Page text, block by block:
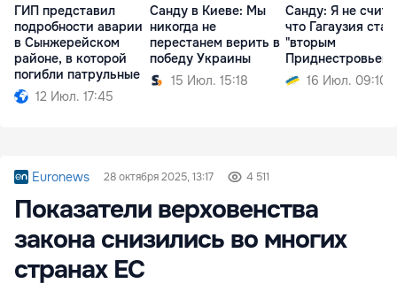
ГИП представил
подробности аварии
в Сынжерейском
районе, в которой
погибли патрульные
12 Июл. 17:45
Санду в Киеве: Мы
никогда не
перестанем верить в
победу Украины
15 Июл. 15:18
Санду: Я не
что Гагаузия
"вторым
Приднестровьем"
16 Июл. 09:10
Euronews 28 октября 2025, 13:17 4 511
Показатели верховенства
закона снизились во многих
странах ЕС